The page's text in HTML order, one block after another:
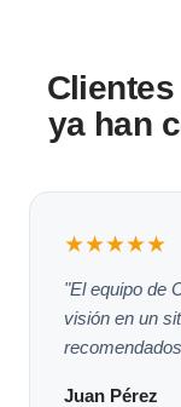
ya han
★★★★★
"El equipo de
visión en un
Juan Pérez